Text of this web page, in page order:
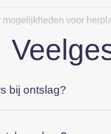
voor
tegen hun
dat hunrechtenworden
bij ontslag?